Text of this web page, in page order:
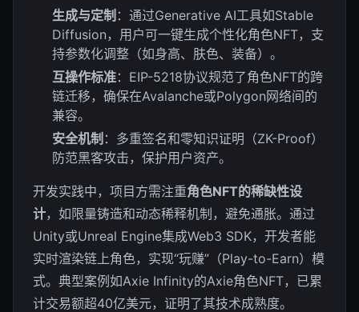
生成与定制 ：通过Generative AI工具如Stable
Diffusion，用户可一键生成个性化角色NFT，支
持参数化调整（如身高、肤色、装备）。
互操作标准：EIP-5218协议规范了角色NFT的跨
链迁移，确保在Avalanche或Polygon网络间的
兼容。
安全机制 ：多重签名和零知识证明（ZK-Proof）
防范黑客攻击，保护用户资产。
开发实践中，项目方需注重角色NFT的稀缺性设
计，如限量铸造和动态稀释机制，避免通胀。通过
Unity或Unreal Engine集成Web3 SDK，开发者能
实时渲染链上角色，实现“玩赚”（Play-to-Earn）模
式。典型案例如Axie Infinity的Axie角色NFT，已累
计交易额超40亿美元，证明了其技术成熟度。